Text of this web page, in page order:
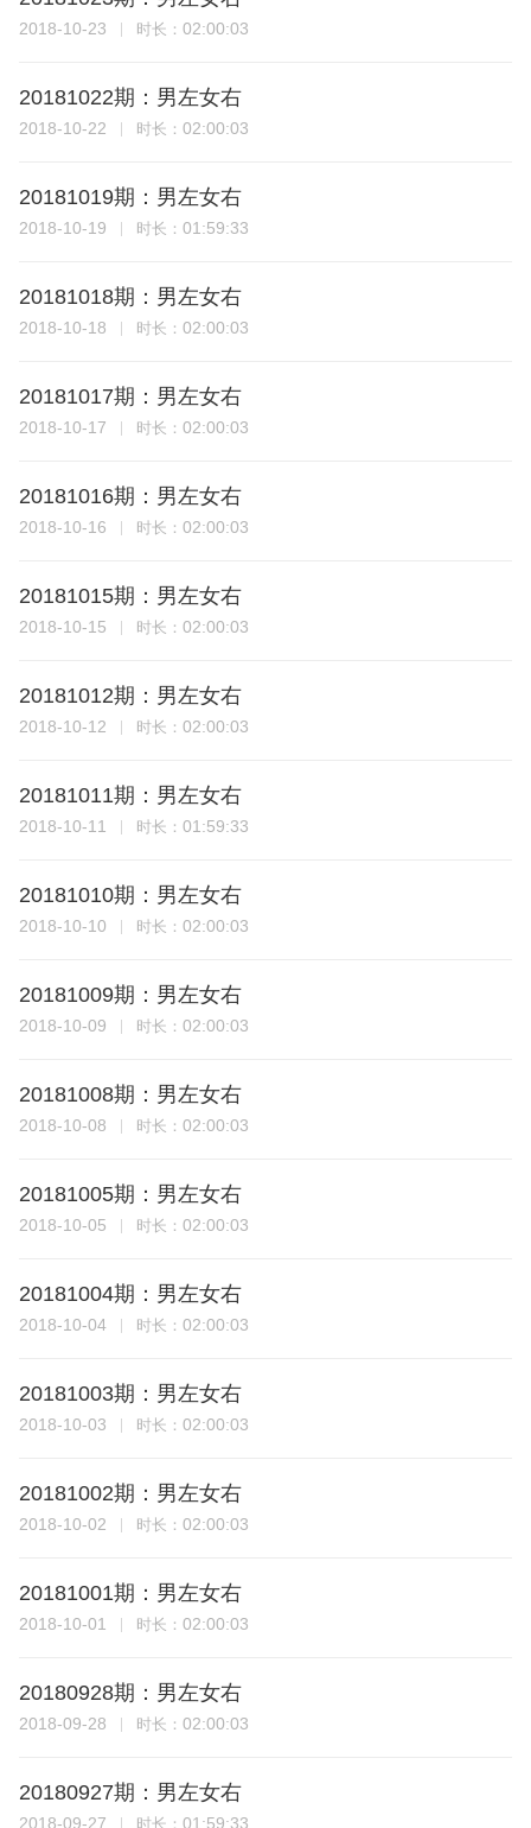
2018-10-23 时长： 02:00:03
20181022期：男左女右
2018-10-22 时长： 02:00:03
20181019期：男左女右
2018-10-19 时长： 01:59:33
20181018期：男左女右
2018-10-18 时长： 02:00:03
20181017期：男左女右
2018-10-17 时长： 02:00:03
20181016期：男左女右
2018-10-16 时长： 02:00:03
20181015期：男左女右
2018-10-15 时长： 02:00:03
20181012期：男左女右
2018-10-12 时长： 02:00:03
20181011期：男左女右
2018-10-11 时长： 01:59:33
20181010期：男左女右
2018-10-10 时长： 02:00:03
20181009期：男左女右
2018-10-09 时长： 02:00:03
20181008期：男左女右
2018-10-08 时长： 02:00:03
20181005期：男左女右
2018-10-05 时长： 02:00:03
20181004期：男左女右
2018-10-04 时长： 02:00:03
20181003期：男左女右
2018-10-03 时长： 02:00:03
20181002期：男左女右
2018-10-02 时长： 02:00:03
20181001期：男左女右
2018-10-01 时长： 02:00:03
20180928期：男左女右
2018-09-28 时长： 02:00:03
20180927期：男左女右
2018-09-27 时长： 01:59:33